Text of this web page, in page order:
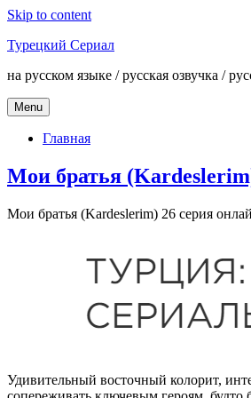
Skip to content
Турецкий Сериал
на русском языке / русская озвучка /
Menu
Главная
Мои братья
Мои братья (Kardeslerim) 26 серия
Удивительный восточный колорит,